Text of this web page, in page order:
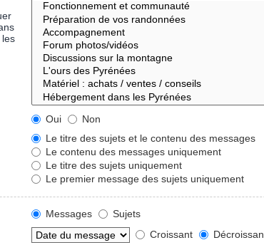
les
Oui
Non
Le titre des sujets et le contenu des messages
Le contenu des messages uniquement
Le titre des sujets uniquement
Le premier message des sujets uniquement
Messages
Sujets
Croissant